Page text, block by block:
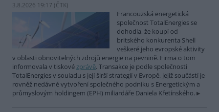
3.8.2026 19:17 (ČTK)
Francouzská energetická
společnost TotalEnergies se
dohodla, že koupí od
britského konkurenta Shell
veškeré jeho evropské aktivity
v oblasti obnovitelných zdrojů energie na pevnině. Firma o tom
informovala v tiskovézprávě. Transakce je podle společnosti
TotalEnergies v souladu s její širší strategií v Evropě, jejíž součástí je
rovněž nedávné vytvoření společného podniku s Energetickým a
průmyslovým holdingem (EPH) miliardáře Daniela Křetínského.